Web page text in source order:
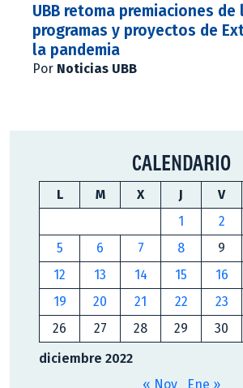
UBB retoma premiaciones de
programas y proyectos de
la pandemia
Por Noticias UBB
CALENDARIO
diciembre 2022
L M X J V
1
2
5
6 7 8 9
12
13 14 15 16
19
20 21 22 23
26
27 28 29 30
« Nov Ene »